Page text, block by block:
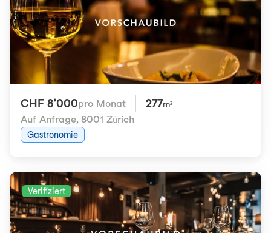
CHF 8'000pro Monat 277m²
Auf Anfrage, 8001 Zürich
Gastronomie
Verifiziert